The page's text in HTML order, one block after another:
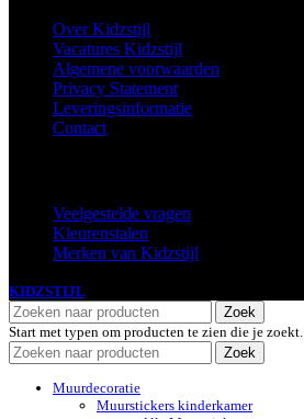
Over Kidzstijl
Vacatures Kidzstijl
Algemene voorwaarden
Privacy Statement
Leveringsinformatie
Contact
Veelgestelde vragen
Kleurenstalen
Merken van Kidzstijl
KIDZSTIJL
Zoek
Start met typen om producten te zien die je zoekt.
Zoek
Muurdecoratie
Muurstickers kinderkamer